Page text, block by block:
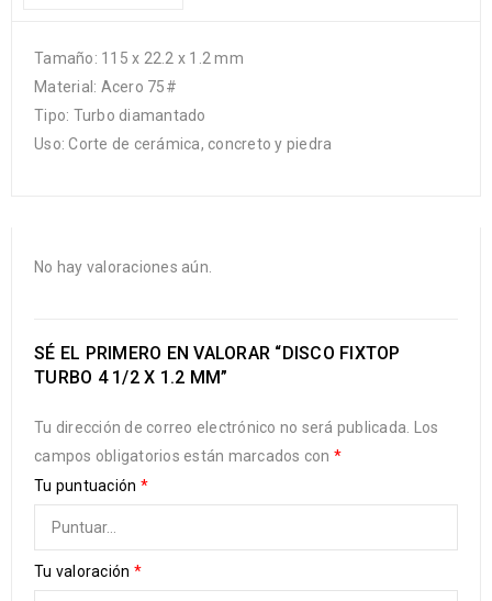
Tamaño: 115 x 22.2 x 1.2 mm
Material: Acero 75#
Tipo: Turbo diamantado
Uso: Corte de cerámica, concreto y piedra
No hay valoraciones aún.
SÉ EL PRIMERO EN VALORAR “DISCO FIXTOP
TURBO 4 1/2 X 1.2 MM”
Tu dirección de correo electrónico no será publicada. Los
campos obligatorios están marcados con *
Tu puntuación *
Tu valoración *